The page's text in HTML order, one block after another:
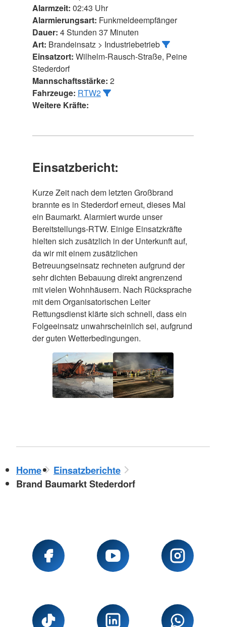
Alarmzeit: 02:43 Uhr
Alarmierungsart: Funkmeldeempfänger
Dauer: 4 Stunden 37 Minuten
Art: Brandeinsatz > Industriebetrieb
Einsatzort: Wilhelm-Rausch-Straße, Peine
Stederdorf
Mannschaftsstärke: 2
Fahrzeuge: RTW2
Weitere Kräfte:
Einsatzbericht:
Kurze Zeit nach dem letzten Großbrand
brannte es in Stederdorf erneut, dieses Mal
ein Baumarkt. Alarmiert wurde unser
Bereitstellungs-RTW. Einige Einsatzkräfte
hielten sich zusätzlich in der Unterkunft auf,
da wir mit einem zusätzlichen
Betreuungseinsatz rechneten aufgrund der
sehr dichten Bebauung direkt angrenzend
mit vielen Wohnhäusern. Nach Rücksprache
mit dem Organisatorischen Leiter
Rettungsdienst klärte sich schnell, dass ein
Folgeeinsatz unwahrscheinlich sei, aufgrund
der guten Wetterbedingungen.
Home
Einsatzberichte
Brand Baumarkt Stederdorf